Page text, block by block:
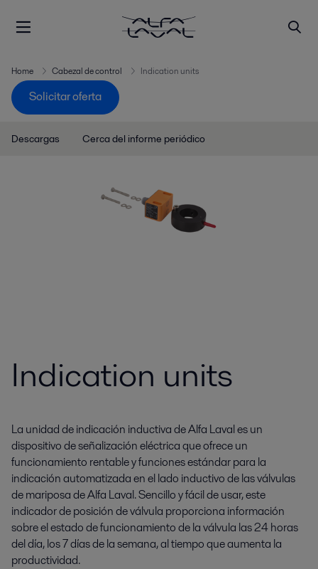
Home Cabezal de control Indication units
Solicitar oferta
Descargas Cerca del informe periódico
Indication units
La unidad de indicación inductiva de Alfa Laval es un
dispositivo de señalización eléctrica que ofrece un
funcionamiento rentable y funciones estándar para la
indicación automatizada en el lado inductivo de las válvulas
de mariposa de Alfa Laval. Sencillo y fácil de usar, este
indicador de posición de válvula proporciona información
sobre el estado de funcionamiento de la válvula las 24 horas
del día, los 7 días de la semana, al tiempo que aumenta la
productividad.